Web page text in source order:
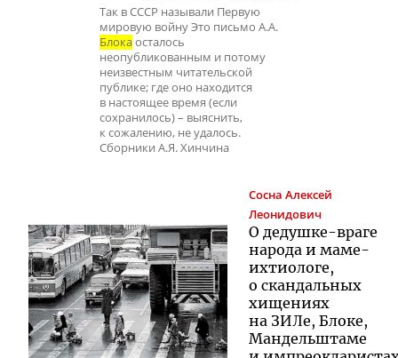
Так в СССР называли Первую
мировую войну Это письмо А.А.
Блокаосталось
неопубликованным и потому
неизвестным читательской
публике; где оно находится
в настоящее время (если
сохранилось) – выяснить,
к сожалению, не удалось.
Сборники А.Я. Хинчина
Сосна Алексей
Леонидович
О дедушке-враге
народа и маме-
ихтиологе,
о скандальных
хищениях
на ЗИЛе, Блоке,
Мандельштаме